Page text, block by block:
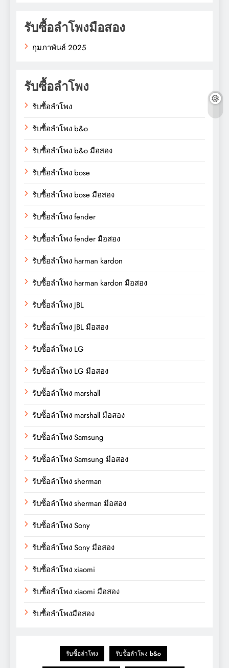
รับซื้อลำโพงมือสอง
กุมภาพันธ์ 2025
รับซื้อลำโพง
รับซื้อลำโพง
รับซื้อลำโพง b&o
รับซื้อลำโพง b&o มือสอง
รับซื้อลำโพง bose
รับซื้อลำโพง bose มือสอง
รับซื้อลำโพง fender
รับซื้อลำโพง fender มือสอง
รับซื้อลำโพง harman kardon
รับซื้อลำโพง harman kardon มือสอง
รับซื้อลำโพง JBL
รับซื้อลำโพง JBL มือสอง
รับซื้อลำโพง LG
รับซื้อลำโพง LG มือสอง
รับซื้อลำโพง marshall
รับซื้อลำโพง marshall มือสอง
รับซื้อลำโพง Samsung
รับซื้อลำโพง Samsung มือสอง
รับซื้อลำโพง sherman
รับซื้อลำโพง sherman มือสอง
รับซื้อลำโพง Sony
รับซื้อลำโพง Sony มือสอง
รับซื้อลำโพง xiaomi
รับซื้อลำโพง xiaomi มือสอง
รับซื้อลำโพงมือสอง
รับซื้อลำโพง รับซื้อลำโพง b&o